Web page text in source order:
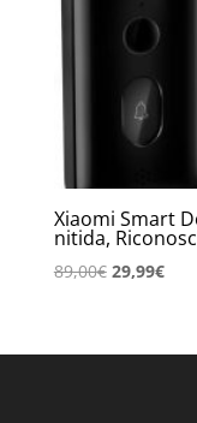
Xiaomi Smart
nitida,
89,00€ Il
era:
29,99€Il
è: